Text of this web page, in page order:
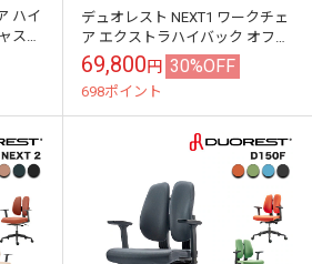
ハイ
スタ
すす
デュオレスト NEXT1 ワークチェ
ア エクストラハイバック オフィ
スチェア パソコンチェア ゲーミ
ングチェア 肘付き ヘッドレス...
69,800円 30%OFF
698ポイント